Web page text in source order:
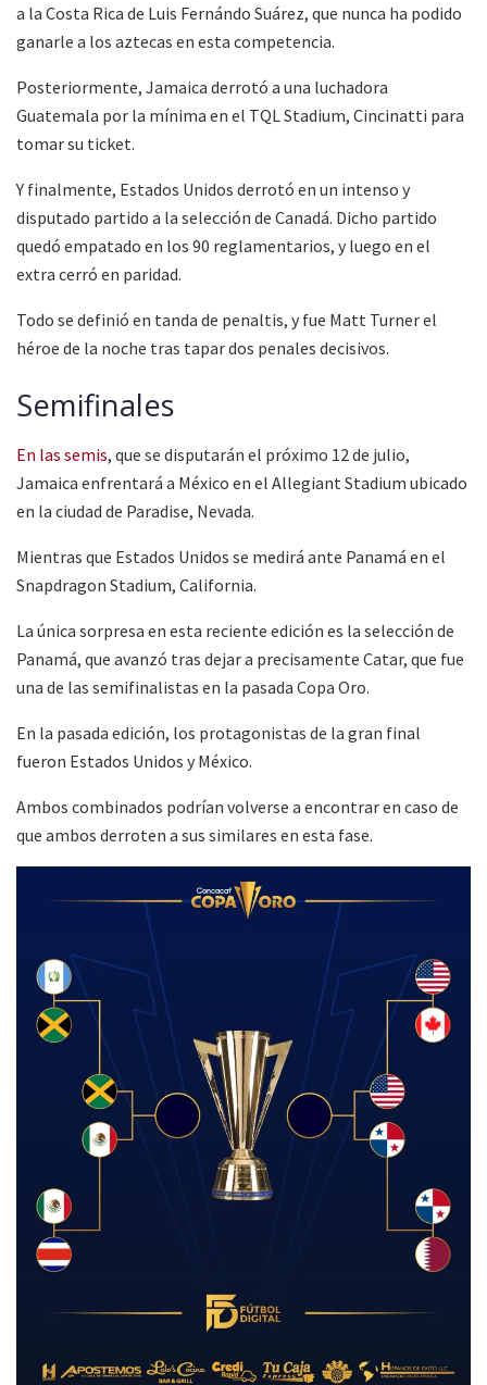
a la Costa Rica de Luis Fernándo Suárez, que nunca ha podido
ganarle a los aztecas en esta competencia.
Posteriormente, Jamaica derrotó a una luchadora
Guatemala por la mínima en el TQL Stadium, Cincinatti para
tomar su ticket.
Y finalmente, Estados Unidos derrotó en un intenso y
disputado partido a la selección de Canadá. Dicho partido
quedó empatado en los 90 reglamentarios, y luego en el
extra cerró en paridad.
Todo se definió en tanda de penaltis, y fue Matt Turner el
héroe de la noche tras tapar dos penales decisivos.
Semifinales
En las semis, que se disputarán el próximo 12 de julio,
Jamaica enfrentará a México en el Allegiant Stadium ubicado
en la ciudad de Paradise, Nevada.
Mientras que Estados Unidos se medirá ante Panamá en el
Snapdragon Stadium, California.
La única sorpresa en esta reciente edición es la selección de
Panamá, que avanzó tras dejar a precisamente Catar, que fue
una de las semifinalistas en la pasada Copa Oro.
En la pasada edición, los protagonistas de la gran final
fueron Estados Unidos y México.
Ambos combinados podrían volverse a encontrar en caso de
que ambos derroten a sus similares en esta fase.